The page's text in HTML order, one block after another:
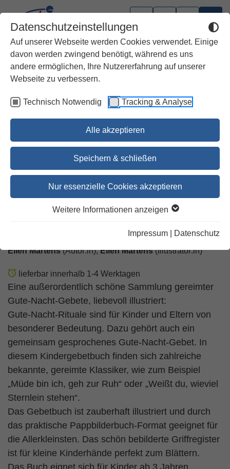
Datenschutzeinstellungen
Auf unserer Webseite werden Cookies verwendet. Einige
davon werden zwingend benötigt, während es uns
andere ermöglichen, Ihre Nutzererfahrung auf unserer
Webseite zu verbessern.
Technisch Notwendig Tracking & Analyse
Alle akzeptieren
Speichern & schließen
Nur essenzielle Cookies akzeptieren
Weitere Informationen anzeigen
Impressum Datenschutz
Mein erstes Gute-Nacht
Ellen Martens(Autor:in),Ellen Martens(Illustrator:in)
lieferbar innerhalb 1-4 Werktagen
Eine außerordentlich schöne Sammlung gereimter
Gute-Nacht-Gebete, liebevoll illustriert:
Gute-Nacht-Rituale sind für Kinder und Eltern von
besonderer Bedeutung. Dazu gehört auch ein
gemeinsam gesprochenes Gute-Nacht-Gebet. In
diesem Kindergebetbuch finden sich zahlreiche
bekannte, gereimte Klassiker, wie zum Beispiel
„Müde bin ich, geh zur Ruh“ oder „Weißt du, wieviel
Sternlein stehen“.
Das Gebetbuch ist zauberhaft illustriert und durch
das praktische Pappbilderbuch-Format geeignet für
die Allerkleinsten. Das schön bebilderte Griffregister
ist für kleine Kinderhände perfekt zum Blättern.
Das Buch eignet sich für Kinder ab 3 Jahren.